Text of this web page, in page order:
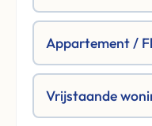
Appartement /
Vrijstaande